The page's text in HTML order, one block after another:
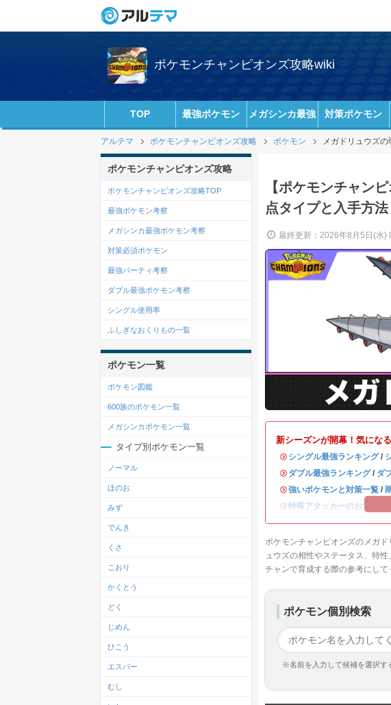
ポケモンチャンピオンズ攻略wiki
TOP 最強ポケモン メガシンカ最強 対策ポケモン
アルテマ ポケモンチャンピオンズ攻略 ポケモン メガドリュウズ
【ポケモンチャン
点タイプと入手方
最終更新：2026年8月5日(水)
新シーズンが開幕！気にな
・ シングル最強ランキング/
・ ダブル最強ランキング/ ダ
・強いポケモンと対策一覧 /
・特殊アタッカーのおすすめ
ポケモンチャンピオンズのメガ
ュウズの相性やステータス、特
チャンで育成する際の参考にして
ポケモン個別検索
※名前を入力して候補を選択す
ポケモンチャンピオンズ攻略
ポケモンチャンピオンズ攻略TOP
最強ポケモン考察
メガシンカ最強ポケモン考察
対策必須ポケモン
最強パーティ考察
ダブル最強ポケモン考察
シングル使用率
ふしぎなおくりもの一覧
ポケモン一覧
ポケモン図鑑
600族のポケモン一覧
メガシンカポケモン一覧
タイプ別ポケモン一覧
ノーマル
ほのお
みず
でんき
くさ
こおり
かくとう
どく
じめん
ひこう
エスパー
むし